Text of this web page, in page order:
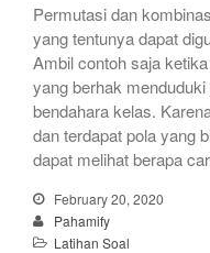
Permutasi dan
yang tentunya dapat
Ambil contoh saja
yang berhak
bendahara kelas.
dan terdapat pola yang
dapat melihat berapa
February 20, 2020
Pahamify
Latihan Soal